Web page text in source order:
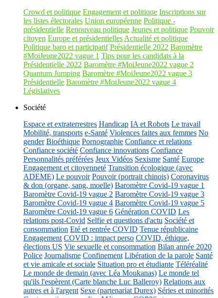
Crowd et politique Engagement et politique Inscriptions sur
les listes électorales Union européenne Politique -
présidentielle Renouveau politique Jeunes et politique Pouvoir
citoyen Europe et présidentielles Actualité et politique
Politique baro et participatif Présidentielle 2022 Baromètre
#MoiJeune2022 vague 1 Tips pour les candidats à la
Présidentielle 2022 Baromètre #MoiJeune2022 vague 2
Quantum Jumping Baromètre #MoiJeune2022 vague 3
Présidentielle Baromètre #MoiJeune2022 vague 4
Législatives
Société
Espace et extraterrestres Handicap IA et Robots Le travail
Mobilité, transports e-Santé Violences faites aux femmes No
gender Bioéthique Pornographie Confiance et relations
Confiance société Confiance innovations Confiance
Personnalités préférées Jeux Vidéos Sexisme Santé Europe
Engagement et citoyenneté Transition écologique (avec
ADEME) Le pouvoir Pouvoir (portrait chinois) Coronavirus
& don (organe, sang, moelle) Baromètre Covid-19 vague 1
Baromètre Covid-19 vague 2 Baromètre Covid-19 vague 3
Baromètre Covid-19 vague 4 Baromètre Covid-19 vague 5
Baromètre Covid-19 vague 6 Génération COVID Les
relations post-Covid Selfie et questions d'actu Société et
consommation Eté et rentrée COVID Tenue républicaine
Engagement COVID : impact perso COVID, éthique,
élections US Vie sexuelle et consommation Bilan année 2020
Police Journalisme Confinement Libération de la parole Santé
et vie amicale et sociale Situation pro et étudiante Téléréalité
Le monde de demain (avec Léa Moukanas) Le monde tel
qu'ils l'espèrent (Carte blanche Luc Balleroy) Relations aux
autres et à l'argent Sexe (partenariat Durex) Séries et minorités